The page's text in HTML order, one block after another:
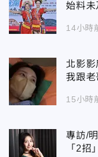
始料未
14小時
北影影
我跟老
15小時
專訪/
「2